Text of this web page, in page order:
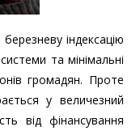
індексацію
та мінімальні
громадян. Проте
у величезний
від фінансування